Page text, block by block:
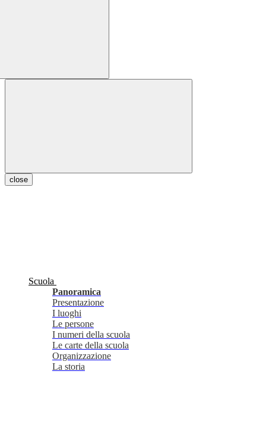
close
Scuola
Panoramica
Presentazione
I luoghi
Le persone
I numeri della scuola
Le carte della scuola
Organizzazione
La storia